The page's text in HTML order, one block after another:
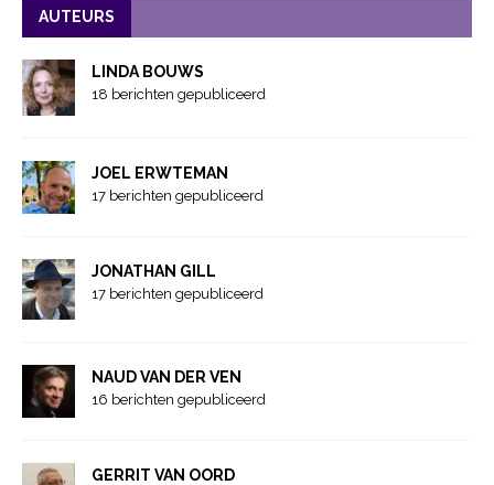
AUTEURS
LINDA BOUWS
18 berichten gepubliceerd
JOEL ERWTEMAN
17 berichten gepubliceerd
JONATHAN GILL
17 berichten gepubliceerd
NAUD VAN DER VEN
16 berichten gepubliceerd
GERRIT VAN OORD